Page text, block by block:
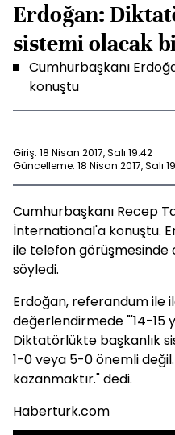
Erdoğan:
sistemi olacak
Cumhurbaşkanı
konuştu
Giriş: 18 Nisan 2017, Salı 19:42
Güncelleme: 18 Nisan 2017, Salı
Cumhurbaşkanı Recep
İnternational'a konuştu.
ile telefon görüşmesinde
söyledi.
Erdoğan, referandum ile
değerlendirmede "'14-15
Diktatörlükte başkanlık
1-0 veya 5-0 önemli
kazanmaktır." dedi.
Haberturk.com